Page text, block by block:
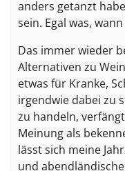
anders getanzt
sein. Egal was,
Das immer wieder
Alternativen zu
etwas für Kranke,
irgendwie dabei zu
zu handeln,
Meinung als
lässt sich meine
und